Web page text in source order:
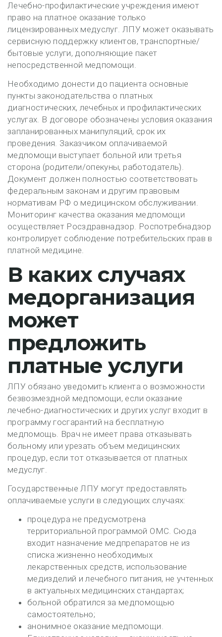
Лечебно-профилактические учреждения имеют
право на платное оказание только
лицензированных медуслуг. ЛПУ может оказывать
сервисную поддержку клиентов, транспортные/
бытовые услуги, дополняющие пакет
непосредственной медпомощи.
Необходимо донести до пациента основные
пункты законодательства о платных
диагностических, лечебных и профилактических
услугах. В договоре обозначены условия оказания
запланированных манипуляций, срок их
проведения. Заказчиком оплачиваемой
медпомощи выступает больной или третья
сторона (родители/опекуны, работодатель).
Документ должен полностью соответствовать
федеральным законам и другим правовым
нормативам РФ о медицинском обслуживании.
Мониторинг качества оказания медпомощи
осуществляет Росздравнадзор. Роспотребнадзор
контролирует соблюдение потребительских прав в
платной медицине.
В каких случаях
медорганизация
может
предложить
платные услуги
ЛПУ обязано уведомить клиента о возможности
безвозмездной медпомощи, если оказание
лечебно-диагностических и других услуг входит в
программу госгарантий на бесплатную
медпомощь. Врач не имеет права отказывать
больному или урезать объем медицинских
процедур, если тот отказывается от платных
медуслуг.
Государственные ЛПУ могут предоставлять
оплачиваемые услуги в следующих случаях:
процедура не предусмотрена
территориальной программой ОМС. Сюда
входит назначение медпрепаратов не из
списка жизненно необходимых
лекарственных средств, использование
медизделий и лечебного питания, не учтенных
в актуальных медицинских стандартах;
больной обратился за медпомощью
самостоятельно;
анонимное оказание медпомощи.